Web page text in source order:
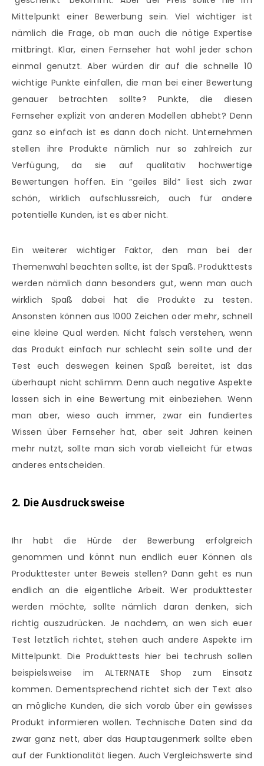
Mittelpunkt einer Bewerbung sein. Viel wichtiger ist
nämlich die Frage, ob man auch die nötige Expertise
mitbringt. Klar, einen Fernseher hat wohl jeder schon
einmal genutzt. Aber würden dir auf die schnelle 10
wichtige Punkte einfallen, die man bei einer Bewertung
genauer betrachten sollte? Punkte, die diesen
Fernseher explizit von anderen Modellen abhebt? Denn
ganz so einfach ist es dann doch nicht. Unternehmen
stellen ihre Produkte nämlich nur so zahlreich zur
Verfügung, da sie auf qualitativ hochwertige
Bewertungen hoffen. Ein “geiles Bild” liest sich zwar
schön, wirklich aufschlussreich, auch für andere
potentielle Kunden, ist es aber nicht.
Ein weiterer wichtiger Faktor, den man bei der
Themenwahl beachten sollte, ist der Spaß. Produkttests
werden nämlich dann besonders gut, wenn man auch
wirklich Spaß dabei hat die Produkte zu testen.
Ansonsten können aus 1000 Zeichen oder mehr, schnell
eine kleine Qual werden. Nicht falsch verstehen, wenn
das Produkt einfach nur schlecht sein sollte und der
Test euch deswegen keinen Spaß bereitet, ist das
überhaupt nicht schlimm. Denn auch negative Aspekte
lassen sich in eine Bewertung mit einbeziehen. Wenn
man aber, wieso auch immer, zwar ein fundiertes
Wissen über Fernseher hat, aber seit Jahren keinen
mehr nutzt, sollte man sich vorab vielleicht für etwas
anderes entscheiden.
2. Die Ausdrucksweise
Ihr habt die Hürde der Bewerbung erfolgreich
genommen und könnt nun endlich euer Können als
Produkttester unter Beweis stellen? Dann geht es nun
endlich an die eigentliche Arbeit. Wer produkttester
werden möchte, sollte nämlich daran denken, sich
richtig auszudrücken. Je nachdem, an wen sich euer
Test letztlich richtet, stehen auch andere Aspekte im
Mittelpunkt. Die Produkttests hier bei techrush sollen
beispielsweise im ALTERNATE Shop zum Einsatz
kommen. Dementsprechend richtet sich der Text also
an mögliche Kunden, die sich vorab über ein gewisses
Produkt informieren wollen. Technische Daten sind da
zwar ganz nett, aber das Hauptaugenmerk sollte eben
auf der Funktionalität liegen. Auch Vergleichswerte sind